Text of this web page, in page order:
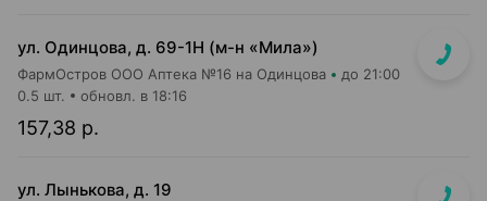
ул. Одинцова, д. 69-1Н (м-н «Мила»)
ФармОстров ООО Аптека №16 на Одинцова до 21:00
157,38 р.
0.5 шт. обновл. в 18:16
ул. Лынькова, д. 19